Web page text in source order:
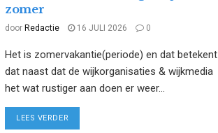
zomer
door Redactie 16 JULI 2026 0
Het is zomervakantie(periode) en dat betekent
dat naast dat de wijkorganisaties & wijkmedia
het wat rustiger aan doen er weer...
LEES VERDER